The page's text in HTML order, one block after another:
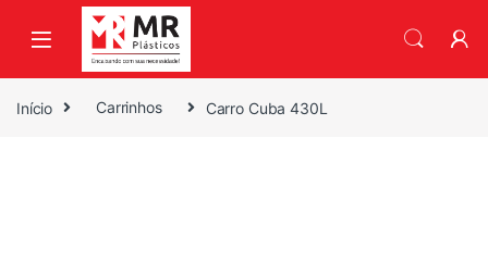
Skip to navigation
Skip to content
Início Carrinhos Carro Cuba 430L